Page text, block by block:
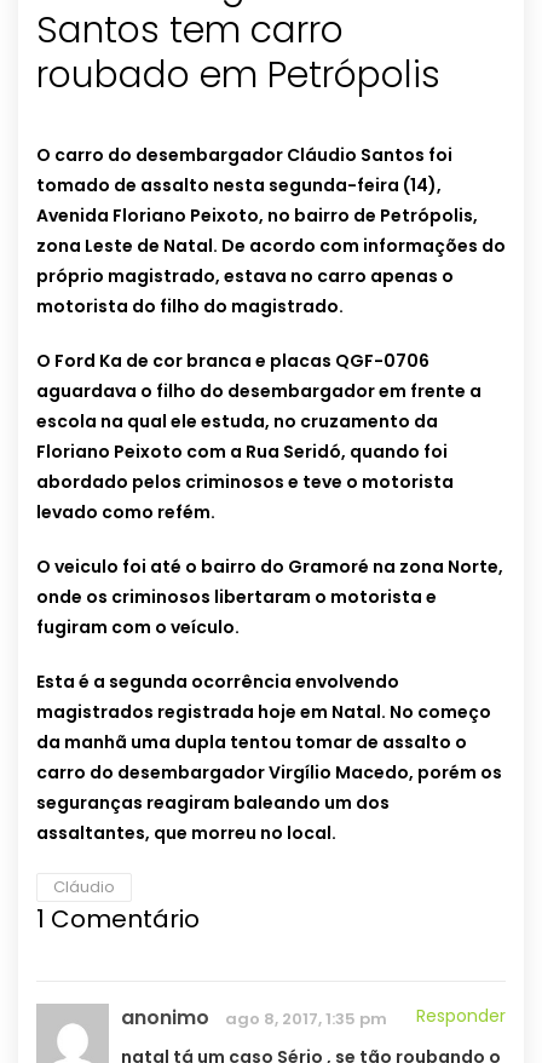
Santos tem carro
roubado em Petrópolis
O carro do desembargador Cláudio Santos foi
tomado de assalto nesta segunda-feira (14),
Avenida Floriano Peixoto, no bairro de Petrópolis,
zona Leste de Natal. De acordo com informações do
próprio magistrado, estava no carro apenas o
motorista do filho do magistrado.
O Ford Ka de cor branca e placas QGF-0706
aguardava o filho do desembargador em frente a
escola na qual ele estuda, no cruzamento da
Floriano Peixoto com a Rua Seridó, quando foi
abordado pelos criminosos e teve o motorista
levado como refém.
O veiculo foi até o bairro do Gramoré na zona Norte,
onde os criminosos libertaram o motorista e
fugiram com o veículo.
Esta é a segunda ocorrência envolvendo
magistrados registrada hoje em Natal. No começo
da manhã uma dupla tentou tomar de assalto o
carro do desembargador Virgílio Macedo, porém os
seguranças reagiram baleando um dos
assaltantes, que morreu no local.
Cláudio
1 Comentário
anonimo ago 8, 2017, 1:35 pm
Responder
natal tá um caso Sério , se tão roubando o